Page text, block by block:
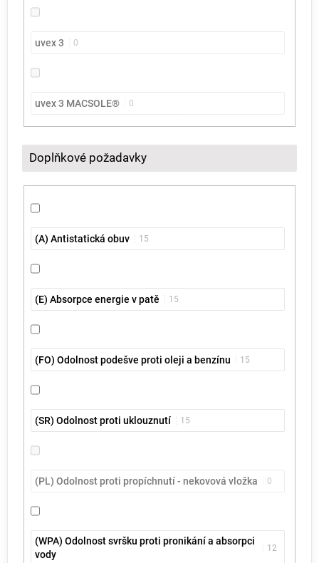
uvex 3 0
uvex 3 MACSOLE® 0
Doplňkové požadavky
(A) Antistatická obuv 15
(E) Absorpce energie v patě 15
(FO) Odolnost podešve proti oleji a benzínu 15
(SR) Odolnost proti uklouznutí 15
(PL) Odolnost proti propíchnutí - nekovová vložka 0
(WPA) Odolnost svršku proti pronikání a absorpci
vody
12